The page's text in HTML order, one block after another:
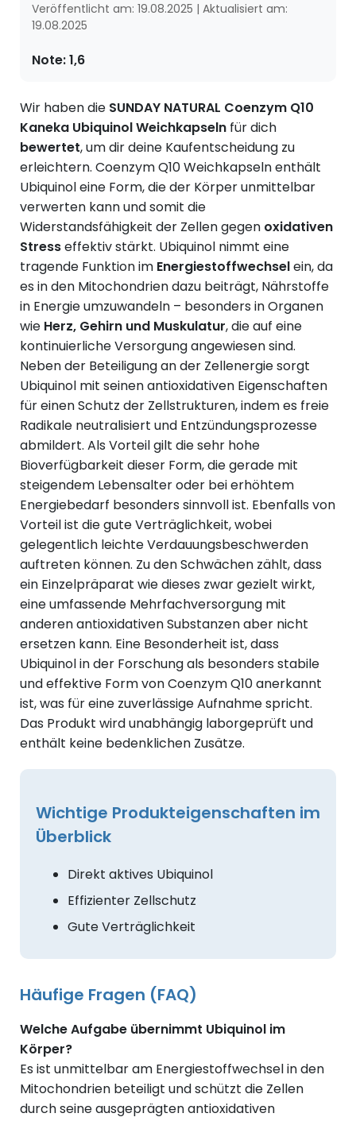
Veröffentlicht am: 19.08.2025 | Aktualisiert am:
19.08.2025
Note:1,6
Wir haben die SUNDAY NATURAL Coenzym Q10
Kaneka UbiquinolWeichkapseln für dich
bewertet, um dir deine Kaufentscheidung zu
erleichtern. Coenzym Q10 Weichkapseln enthält
Ubiquinol eine Form, die der Körper unmittelbar
verwerten kann und somit die
Widerstandsfähigkeit der Zellen gegen oxidativen
Stresseffektiv stärkt. Ubiquinol nimmt eine
tragende Funktion im Energiestoffwechselein, da
es in den Mitochondrien dazu beiträgt, Nährstoffe
in Energie umzuwandeln – besonders in Organen
wie Herz, Gehirn und Muskulatur, die auf eine
kontinuierliche Versorgung angewiesen sind.
Neben der Beteiligung an der Zellenergie sorgt
Ubiquinol mit seinen antioxidativen Eigenschaften
für einen Schutz der Zellstrukturen, indem es freie
Radikale neutralisiert und Entzündungsprozesse
abmildert. Als Vorteil gilt die sehr hohe
Bioverfügbarkeit dieser Form, die gerade mit
steigendem Lebensalter oder bei erhöhtem
Energiebedarf besonders sinnvoll ist. Ebenfalls von
Vorteil ist die gute Verträglichkeit, wobei
gelegentlich leichte Verdauungsbeschwerden
auftreten können. Zu den Schwächen zählt, dass
ein Einzelpräparat wie dieses zwar gezielt wirkt,
eine umfassende Mehrfachversorgung mit
anderen antioxidativen Substanzen aber nicht
ersetzen kann. Eine Besonderheit ist, dass
Ubiquinol in der Forschung als besonders stabile
und effektive Form von Coenzym Q10 anerkannt
ist, was für eine zuverlässige Aufnahme spricht.
Das Produkt wird unabhängig laborgeprüft und
enthält keine bedenklichen Zusätze.
Wichtige Produkteigenschaften im
Überblick
Direkt aktives Ubiquinol
Effizienter Zellschutz
Gute Verträglichkeit
Häufige Fragen (FAQ)
Welche Aufgabe übernimmt Ubiquinol im
Körper?
Es ist unmittelbar am Energiestoffwechsel in den
Mitochondrien beteiligt und schützt die Zellen
durch seine ausgeprägten antioxidativen